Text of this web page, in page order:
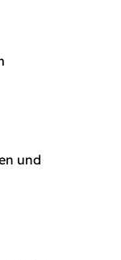
und